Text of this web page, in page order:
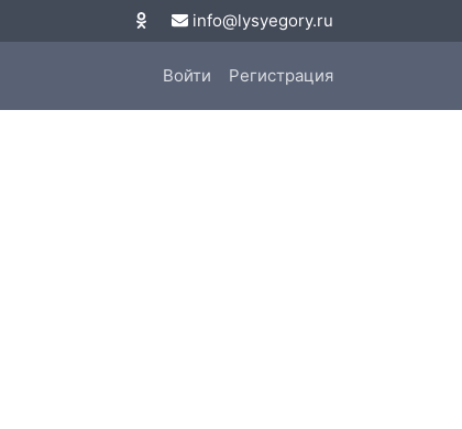
info@lysyegory.ru
Войти Регистрация